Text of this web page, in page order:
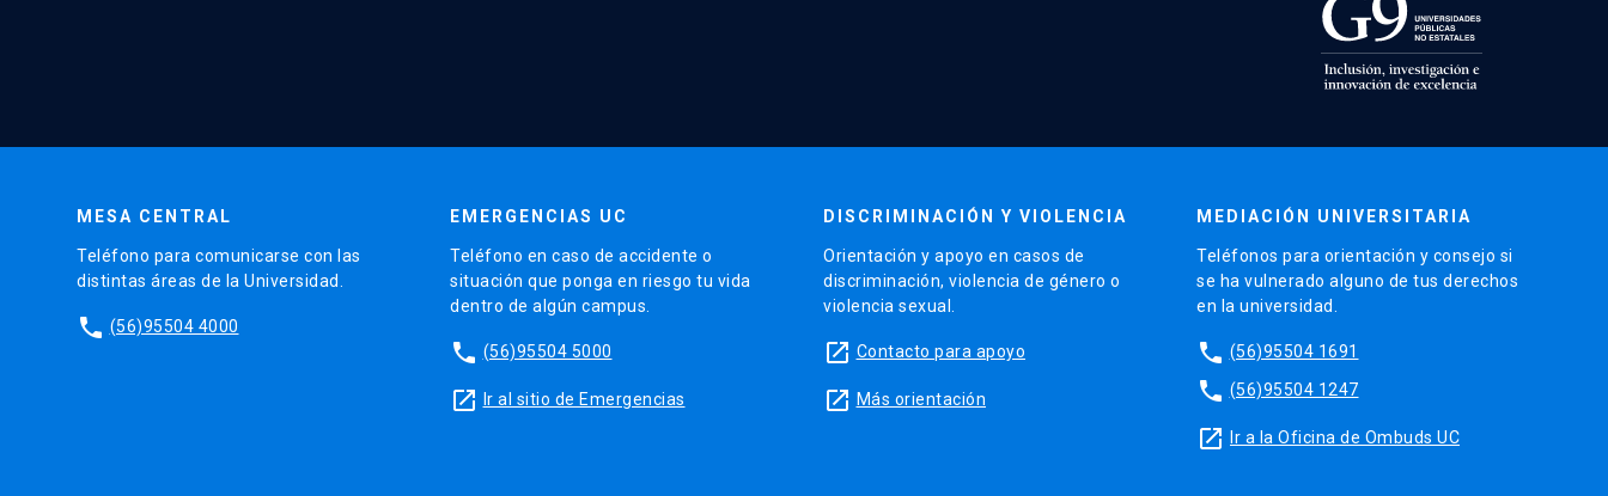
MESA CENTRAL
Teléfono para comunicarse con las
distintas áreas de la Universidad.
phone (56)95504 4000
EMERGENCIAS UC
Teléfono en caso de accidente o
situación que ponga en riesgo tu vida
dentro de algún campus.
phone (56)95504 5000
launch Ir al sitio de Emergencias
DISCRIMINACIÓN Y VIOLENCIA
Orientación y apoyo en casos de
discriminación, violencia de género o
violencia sexual.
launch Contacto para apoyo
launch Más orientación
MEDIACIÓN UNIVERSITARIA
Teléfonos para orientación y consejo si
se ha vulnerado alguno de tus derechos
en la universidad.
phone (56)95504 1691
phone (56)95504 1247
launch Ir a la Oficina de Ombuds UC